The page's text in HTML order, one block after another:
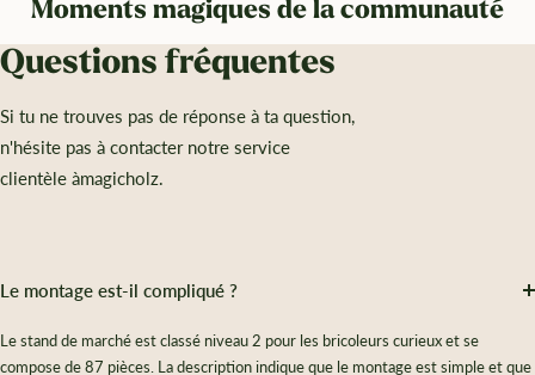
Moments magiques de la communauté
Questions fréquentes
Si tu ne trouves pas de réponse à ta question,
n'hésite pas à contacter notre service
clientèle àmagicholz.
Le montage est-il compliqué ?
Le stand de marché est classé niveau 2 pour les bricoleurs curieux et se
compose de 87 pièces. La description indique que le montage est simple et que